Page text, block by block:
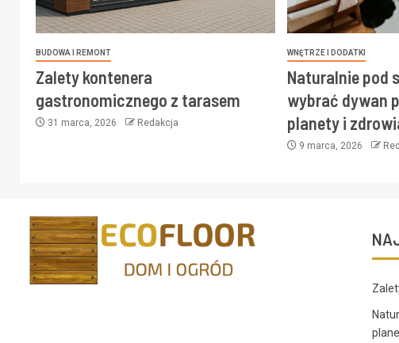
BUDOWA I REMONT
Zalety kontenera
gastronomicznego z tarasem
31 marca, 2026 Redakcja
WNĘTRZE I DODATKI
Naturalnie pod
wybrać dywan
planety i
9 marca, 2026